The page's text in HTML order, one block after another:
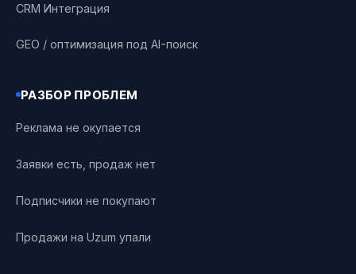
CRM Интеграция
GEO / оптимизация под AI-поиск
РАЗБОР ПРОБЛЕМ
Реклама не окупается
Заявки есть, продаж нет
Подписчики не покупают
Продажи на Uzum упали